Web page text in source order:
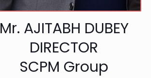
Mr. AJITABH DUBEY
DIRECTOR
SCPM Group